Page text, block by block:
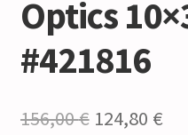
Optics
#421816
156,00€ Il
124,80 €Il